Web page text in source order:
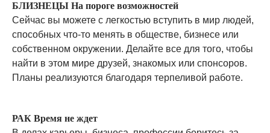
БЛИЗНЕЦЫ На пороге возможностей
Сейчас вы можете с легкостью вступить в мир людей,
способных что-то менять в обществе, бизнесе или
собственном окружении. Делайте все для того, чтобы
найти в этом мире друзей, знакомых или спонсоров.
Планы реализуются благодаря терпеливой работе.
РАК Время не ждет